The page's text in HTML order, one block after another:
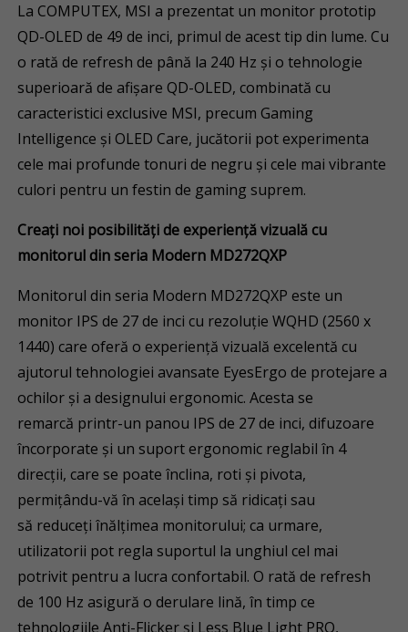
La COMPUTEX, MSI a prezentat un monitor prototip
QD-OLED de 49 de inci, primul de acest tip din lume. Cu
o rată de refresh de până la 240 Hz și o tehnologie
superioară de afișare QD-OLED, combinată cu
caracteristici exclusive MSI, precum Gaming
Intelligence și OLED Care, jucătorii pot experimenta
cele mai profunde tonuri de negru și cele mai vibrante
culori pentru un festin de gaming suprem.
Creați noi posibilități de experiențăvizualăcu
monitorul din seria Modern MD272QXP
Monitorul din seria Modern MD272QXP este un
monitor IPS de 27 de inci cu rezoluție WQHD (2560 x
1440) care oferă o experiență vizuală excelentă cu
ajutorul tehnologiei avansate EyesErgo de protejare a
ochilor și a designului ergonomic. Acesta se
remarcă printr-un panou IPS de 27 de inci, difuzoare
încorporate și un suport ergonomic reglabil în 4
direcții, care se poate înclina, roti și pivota,
permițându-vă în același timp să ridicați sau
să reduceți înălțimea monitorului; ca urmare,
utilizatorii pot regla suportul la unghiul cel mai
potrivit pentru a lucra confortabil. O rată de refresh
de 100 Hz asigură o derulare lină, în timp ce
tehnologiile Anti-Flicker și Less Blue Light PRO,